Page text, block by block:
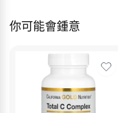
你可能會鍾意